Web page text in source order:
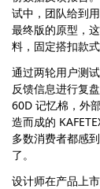
试中，团队给到
最终版的原型，
料，固定搭扣款
通过两轮用户测
反馈信息进行复
60D 记忆棉，外
造而成的
多数消费者都感
了。
设计师在产品上